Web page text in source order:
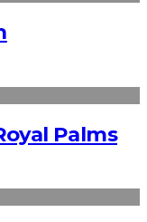
Palms